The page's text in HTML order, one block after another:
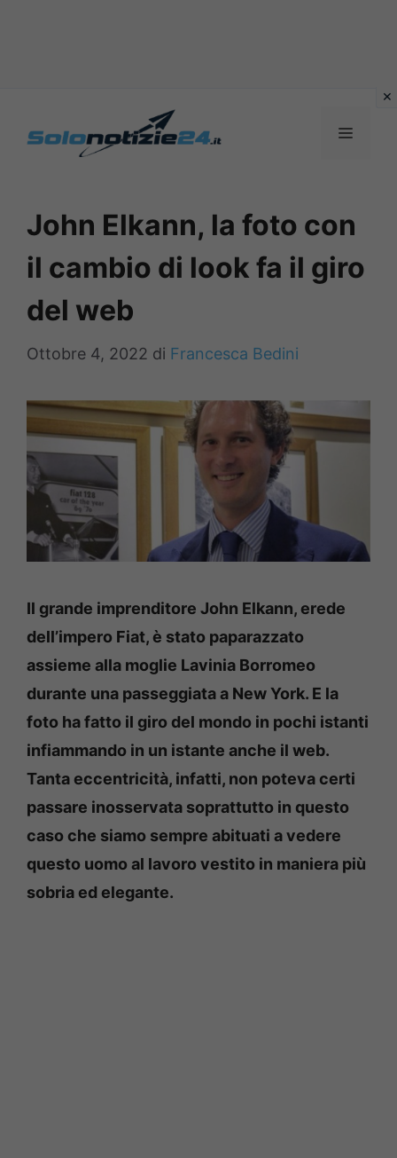
MENU
John Elkann, la foto con
il cambio di look fa il giro
del web
Ottobre 4, 2022 di Francesca Bedini
Il grande imprenditore John Elkann, erede
dell’impero Fiat, è stato paparazzato
assieme alla moglie Lavinia Borromeo
durante una passeggiata a New York. E la
foto ha fatto il giro del mondo in pochi istanti
infiammando in un istante anche il web.
Tanta eccentricità, infatti, non poteva certi
passare inosservata soprattutto in questo
caso che siamo sempre abituati a vedere
questo uomo al lavoro vestito in maniera più
sobria ed elegante.